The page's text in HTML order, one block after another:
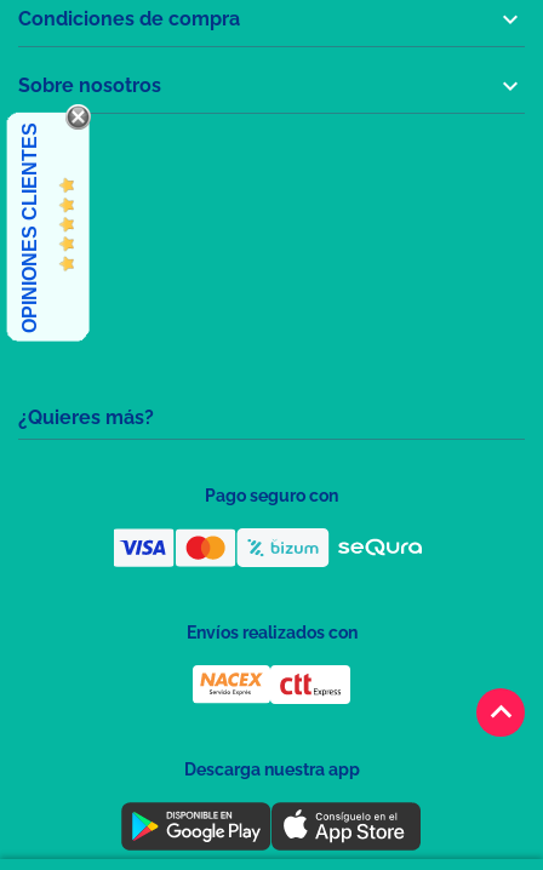
keyboard_arrow_up
¿Quieres más?
Condiciones de compra 
Sobre nosotros 
OPINIONES CLIENTES
Pago seguro con
Envíos realizados con
Descarga nuestra app